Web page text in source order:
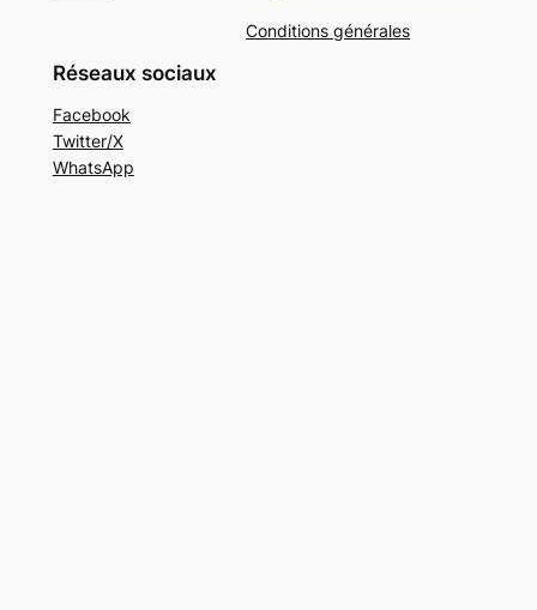
Conditions générales
Réseaux sociaux
Facebook
Twitter/X
WhatsApp